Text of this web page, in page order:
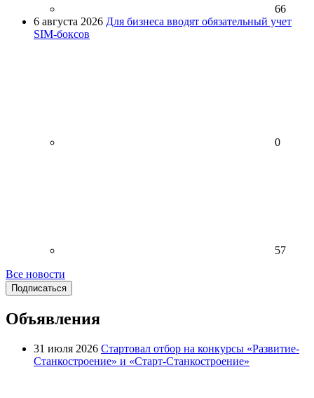
66
6 августа 2026 Для бизнеса вводят обязательный учет
SIM-боксов
0
57
Все новости
Подписаться
Объявления
31 июля 2026 Стартовал отбор на конкурсы «Развитие-
Станкостроение» и «Старт-Станкостроение»